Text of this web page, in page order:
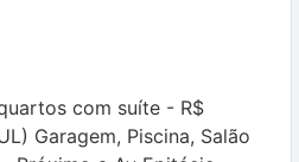
com suíte - R$
Garagem, Piscina, Salão